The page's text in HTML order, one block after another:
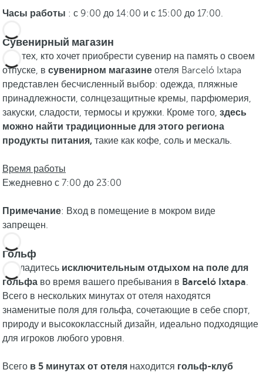
Часы работы : с 9:00 до 14:00 и с 15:00 до 17:00.
Сувенирный магазин
Для тех, кто хочет приобрести сувенир на память о своем
отпуске, в сувенирном магазине отеля Barceló Ixtapa
представлен бесчисленный выбор: одежда, пляжные
принадлежности, солнцезащитные кремы, парфюмерия,
закуски, сладости, термосы и кружки. Кроме того, здесь
можно найти традиционные для этого региона
продукты питания, такие как кофе, соль и мескаль.
Время работы
Ежедневно с 7:00 до 23:00
Примечание: Вход в помещение в мокром виде
запрещен.
Гольф
Насладитесь исключительным отдыхом на поле для
гольфа во время вашего пребывания в Barceló Ixtapa
Всего в нескольких минутах от отеля находятся
знаменитые поля для гольфа, сочетающие в себе спорт,
природу и высококлассный дизайн, идеально подходящие
для игроков любого уровня.
Всего в 5 минутах от отеля находится гольф-клуб